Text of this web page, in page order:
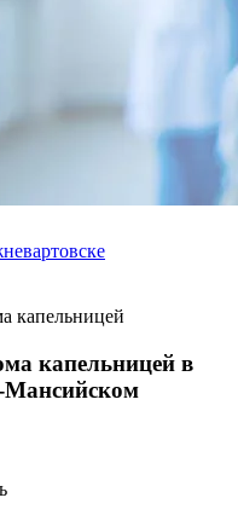
капельницей
капельницей в
Мансийском